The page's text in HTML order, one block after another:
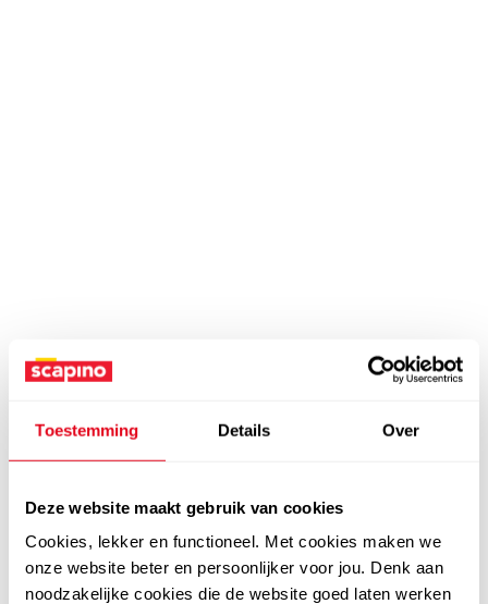
Toestemming Details Over
Deze website maakt gebruik van cookies
Cookies, lekker en functioneel. Met cookies maken we
onze website beter en persoonlijker voor jou. Denk aan
noodzakelijke cookies die de website goed laten werken